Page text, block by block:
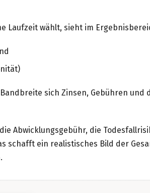
Laufzeit wählt, sieht im
sich Zinsen, Gebühren und
Abwicklungsgebühr, die
schafft ein realistisches Bild der